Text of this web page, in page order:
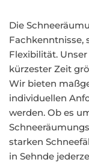
Die
Fachkenntnisse,
Flexibilität.
kürzester Zeit
Wir bieten
individuellen
werden. Ob es
starken
in Sehnde